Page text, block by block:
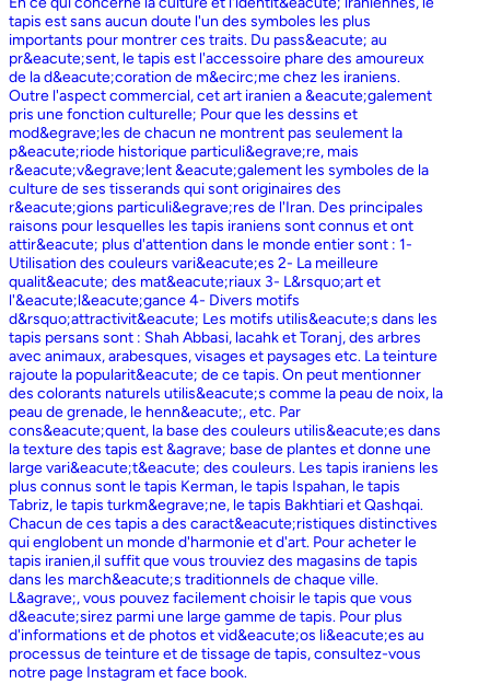
tapis est sans aucun doute l'un des symboles les plus
importants pour montrer ces traits. Du pass&eacute; au
pr&eacute;sent, le tapis est l'accessoire phare des amoureux
de la d&eacute;coration de m&ecirc;me chez les iraniens.
Outre l'aspect commercial, cet art iranien a &eacute;galement
pris une fonction culturelle; Pour que les dessins et
mod&egrave;les de chacun ne montrent pas seulement la
p&eacute;riode historique particuli&egrave;re, mais
r&eacute;v&egrave;lent &eacute;galement les symboles de la
culture de ses tisserands qui sont originaires des
r&eacute;gions particuli&egrave;res de l'Iran. Des principales
raisons pour lesquelles les tapis iraniens sont connus et ont
attir&eacute; plus d'attention dans le monde entier sont : 1-
Utilisation des couleurs vari&eacute;es 2- La meilleure
qualit&eacute; des mat&eacute;riaux 3- L&rsquo;art et
l'&eacute;l&eacute;gance 4- Divers motifs
d&rsquo;attractivit&eacute; Les motifs utilis&eacute;s dans les
tapis persans sont : Shah Abbasi, lacahk et Toranj, des arbres
avec animaux, arabesques, visages et paysages etc. La teinture
rajoute la popularit&eacute; de ce tapis. On peut mentionner
des colorants naturels utilis&eacute;s comme la peau de noix, la
peau de grenade, le henn&eacute;, etc. Par
cons&eacute;quent, la base des couleurs utilis&eacute;es dans
la texture des tapis est &agrave; base de plantes et donne une
large vari&eacute;t&eacute; des couleurs. Les tapis iraniens les
plus connus sont le tapis Kerman, le tapis Ispahan, le tapis
Tabriz, le tapis turkm&egrave;ne, le tapis Bakhtiari et Qashqai.
Chacun de ces tapis a des caract&eacute;ristiques distinctives
qui englobent un monde d'harmonie et d'art. Pour acheter le
tapis iranien,il suffit que vous trouviez des magasins de tapis
dans les march&eacute;s traditionnels de chaque ville.
L&agrave;, vous pouvez facilement choisir le tapis que vous
d&eacute;sirez parmi une large gamme de tapis. Pour plus
d'informations et de photos et vid&eacute;os li&eacute;es au
processus de teinture et de tissage de tapis, consultez-vous
notre page Instagram et face book.